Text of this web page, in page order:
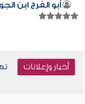
أبو الفرج ابن
أخبار وإعلانات